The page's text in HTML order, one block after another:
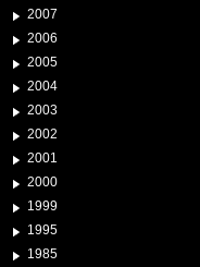
2007
2006
2005
2004
2003
2002
2001
2000
1999
1995
1985